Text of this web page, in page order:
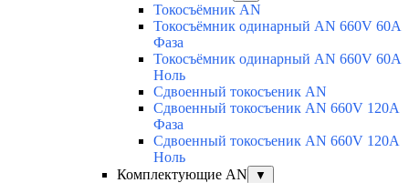
Токосъёмник AN
Токосъёмник одинарный AN 660V 60A
Фаза
Токосъёмник одинарный AN 660V 60A
Ноль
Сдвоенный токосъеник AN
Сдвоенный токосъеник AN 660V 120A
Фаза
Сдвоенный токосъеник AN 660V 120A
Ноль
Комплектующие AN
▼